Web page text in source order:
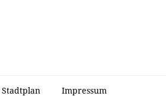
Stadtplan Impressum